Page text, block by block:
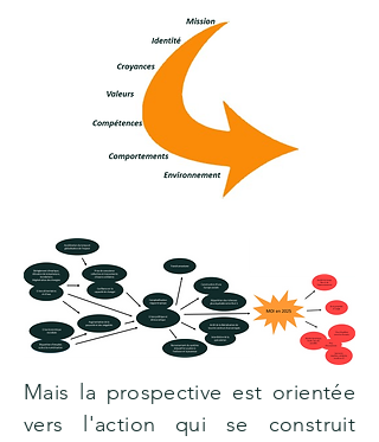
Mais la prospective est orientée
vers l'action qui se construit